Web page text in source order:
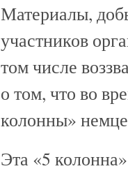
Материалы,
участников
том числе
о том, что во
колонны»
Эта «5